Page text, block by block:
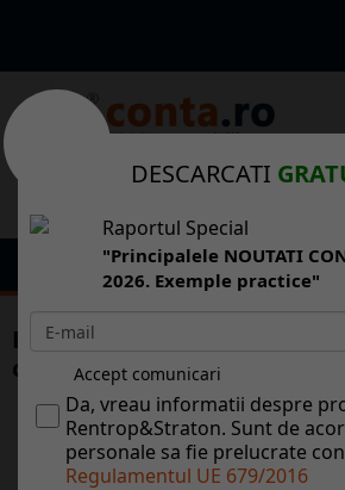
BNR include ntre riscurile
contextul social i politic
DESCARCATI
Raportul Special
"Principalele NOUTATI
2026. Exemple practice"
Accept comunicari
Da, vreau informatii despre
Rentrop&Straton. Sunt de acord ca datele
personale sa fie prelucrate
Regulamentul UE 679/2016